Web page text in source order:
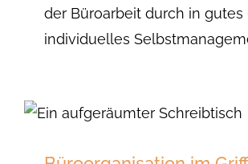
der Büroarbeit durch in gutes
individuelles